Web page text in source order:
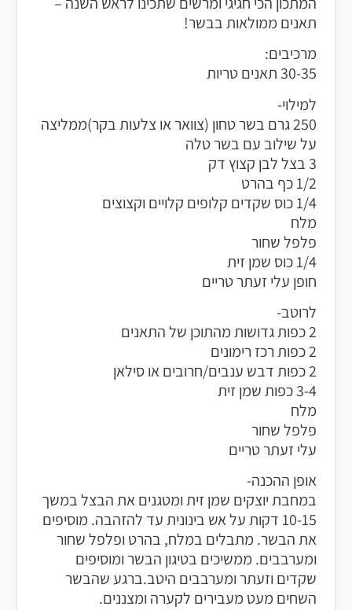
תאנים ממולאות בבשר!
מרכיבים:
30-35 תאנים טריות
למילוי-
250 גרם בשר טחון (צוואר או צלעות בקר)ממליצה
על שילוב עם בשר טלה
3 בצל לבן קצוץ דק
1/2 כף בהרט
1/4 כוס שקדים קלופים קלויים וקצוצים
מלח
פלפל שחור
1/4 כוס שמן זית
חופן עלי זעתר טריים
לרוטב-
2 כפות גדושות מהתוכן של התאנים
2 כפות רכז רימונים
2 כפות דבש ענבים/חרובים או סילאן
3-4 כפות שמן זית
מלח
פלפל שחור
עלי זעתר טריים
אופן ההכנה-
במחבת יוצקים שמן זית ומטגנים את הבצל במשך
10-15 דקות על אש בינונית עד להזהבה.
מוסיפים
את הבשר. מתבלים במלח, בהרט ופלפל שחור
ומערבבים. ממשיכים בטיגון הבשר ומוסיפים
שקדים וזעתר ומערבבים היטב.ברגע שהבשר
השחים מעט מעבירים לקערה ומצננים.